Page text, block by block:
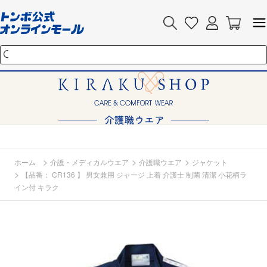
ホーム > 介護・メディカルウエア > 介護職ウエア > ジャケット
>
【品番： CR136 】 男女兼用 ジャージ 上着 介護士 制菌 清潔 小花柄ラ
イン付 キラク